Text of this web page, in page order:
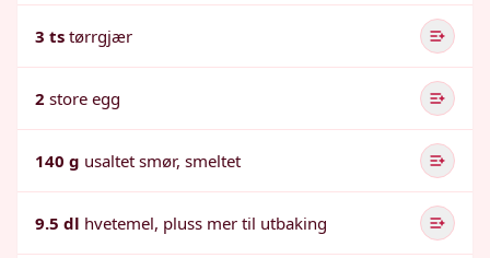
3 ts tørrgjær
2 store egg
140 g usaltet smør, smeltet
9.5 dl hvetemel, pluss mer til utbaking